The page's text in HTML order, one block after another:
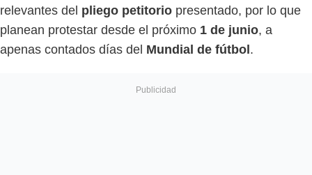
relevantes del pliego petitorio presentado, por lo que
planean protestar desde el próximo 1 de junio, a
apenas contados días del Mundial de fútbol.